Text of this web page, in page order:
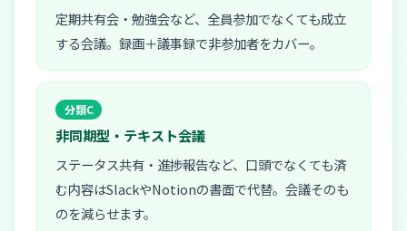
定期共有会・勉強会など、全員参加でなくても成立
する会議。録画＋議事録で非参加者をカバー。
分類C
非同期型・テキスト会議
ステータス共有・進捗報告など、口頭でなくても済
む内容はSlackやNotionの書面で代替。会議そのも
のを減らせます。